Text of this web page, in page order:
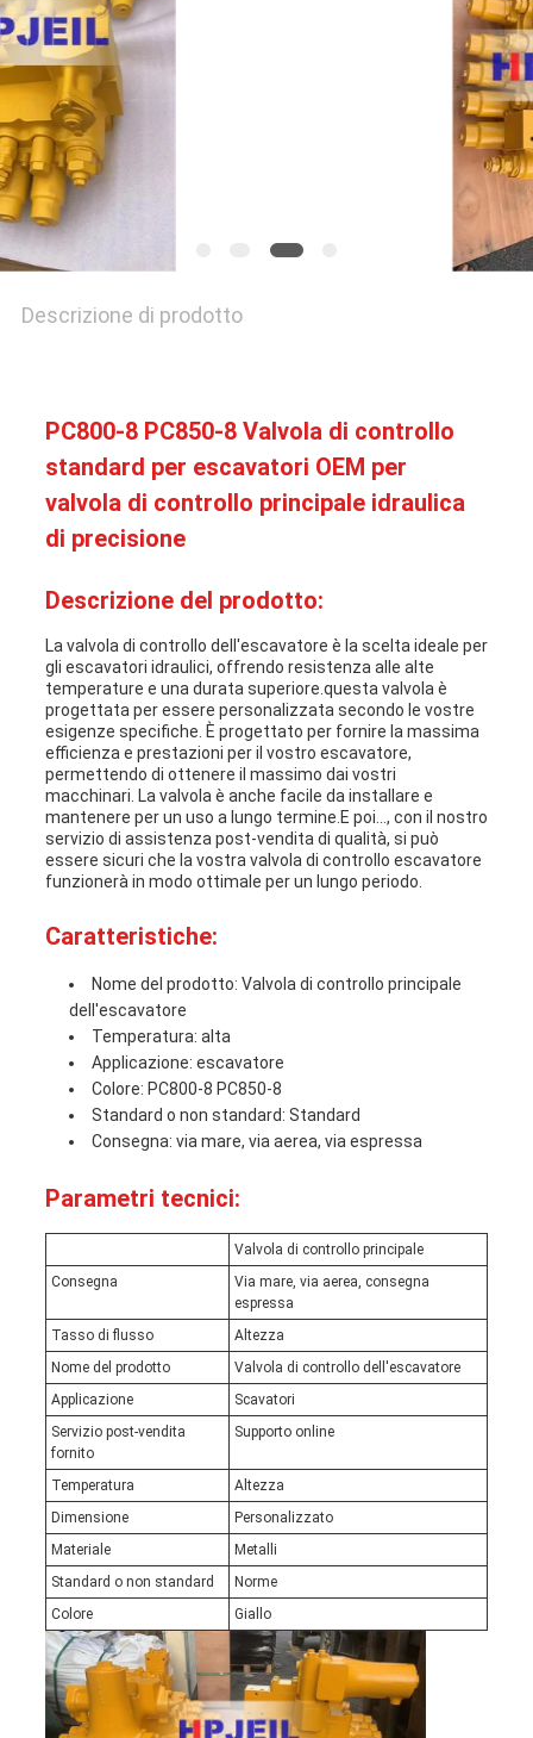
NOTIZIA
CASI
MAPPA
PRIVACY
POLICY
Descrizione di prodotto
PC800-8 PC850-8 Valvola di controllo
standard per escavatori OEM per
valvola di controllo principale idraulica
di precisione
Descrizione del prodotto:
La valvola di controllo dell'escavatore è la scelta ideale per
gli escavatori idraulici, offrendo resistenza alle alte
temperature e una durata superiore.questa valvola è
progettata per essere personalizzata secondo le vostre
esigenze specifiche. È progettato per fornire la massima
efficienza e prestazioni per il vostro escavatore,
permettendo di ottenere il massimo dai vostri
macchinari. La valvola è anche facile da installare e
mantenere per un uso a lungo termine.E poi..., con il nostro
servizio di assistenza post-vendita di qualità, si può
essere sicuri che la vostra valvola di controllo escavatore
funzionerà in modo ottimale per un lungo periodo.
Caratteristiche:
Nome del prodotto: Valvola di controllo principale
dell'escavatore
Temperatura: alta
Applicazione: escavatore
Colore: PC800-8 PC850-8
Standard o non standard: Standard
Consegna: via mare, via aerea, via espressa
Parametri tecnici:
Valvola di controllo principale
Consegna
Via mare, via aerea, consegna
espressa
Tasso di flusso
Altezza
Nome del prodotto
Valvola di controllo dell'escavatore
Applicazione
Scavatori
Servizio post-vendita
fornito
Supporto online
Temperatura
Altezza
Dimensione
Personalizzato
Materiale
Metalli
Standard o non standard
Norme
Colore
Giallo